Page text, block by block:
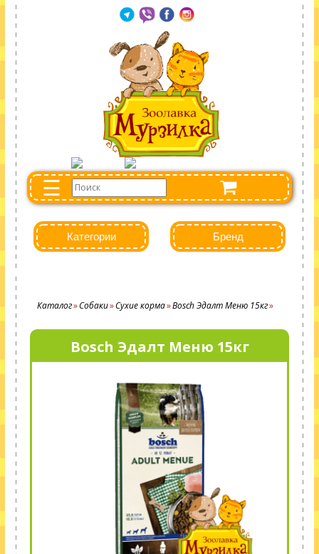
☰
Категории Бренд
Каталог Собаки Сухие корма Bosch Эдалт Меню 15кг
Bosch Эдалт Меню 15кг